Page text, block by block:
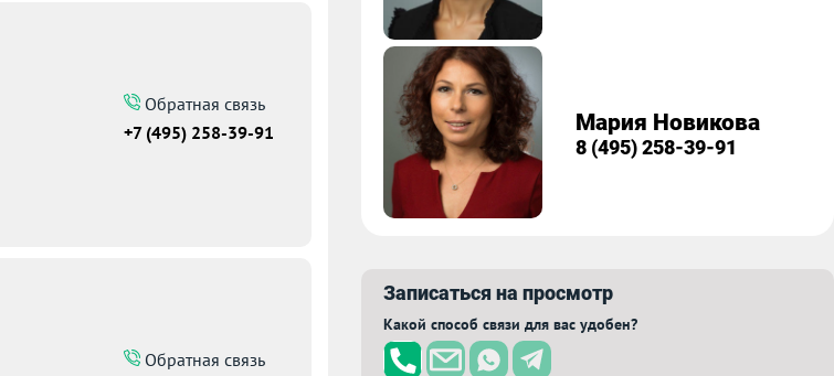
Обратная связь
+7 (495) 258-39-91
Обратная связь
Мария Новикова
8 (495) 258-39-91
Записаться на просмотр
Какой способ связи для вас удобен?